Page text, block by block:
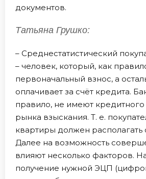
документов.
Татьяна Грушко:
– Среднестатистический
– человек, который, как
первоначальный взнос, а
оплачивает за счёт кредита.
правило, не имеют кредитного
рынка взыскания. Т. е.
квартиры должен располагать
Далее на возможность
влияют несколько факторов.
получение нужной ЭЦП